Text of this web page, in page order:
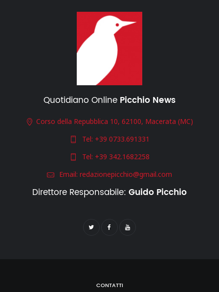
Quotidiano Online Picchio News
Corso della Repubblica 10, 62100, Macerata (MC)
Tel: +39 0733.691331
Tel: +39 342.1682258
Email: redazionepicchio@gmail.com
Direttore Responsabile: Guido Picchio
CONTATTI